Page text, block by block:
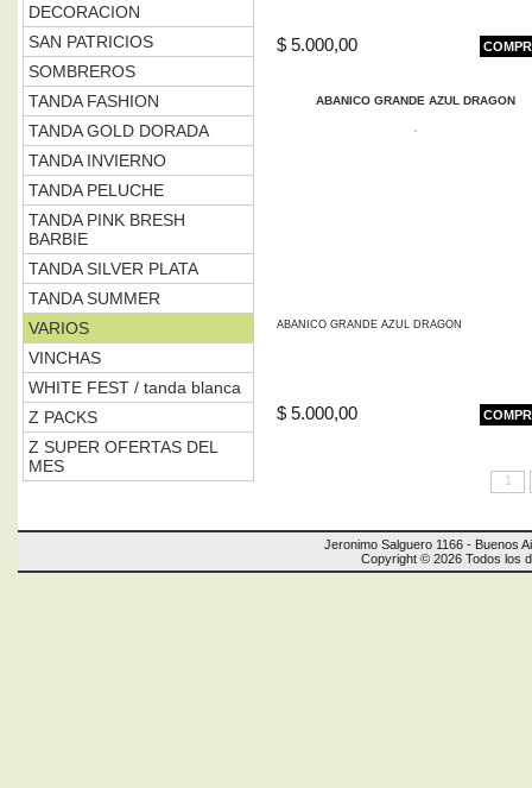
DECORACION
SAN PATRICIOS
SOMBREROS
TANDA FASHION
TANDA GOLD DORADA
TANDA INVIERNO
TANDA PELUCHE
TANDA PINK BRESH
BARBIE
TANDA SILVER PLATA
TANDA SUMMER
VARIOS
VINCHAS
WHITE FEST / tanda blanca
Z PACKS
Z SUPER OFERTAS DEL
MES
$ 5.000,00
ABANICO GRANDE AZUL DRAGON
ABANICO GRANDE AZUL DRAGON
$ 5.000,00
1
Jeronimo Salguero 1166 - Buenos
Copyright © 2026 Todos los